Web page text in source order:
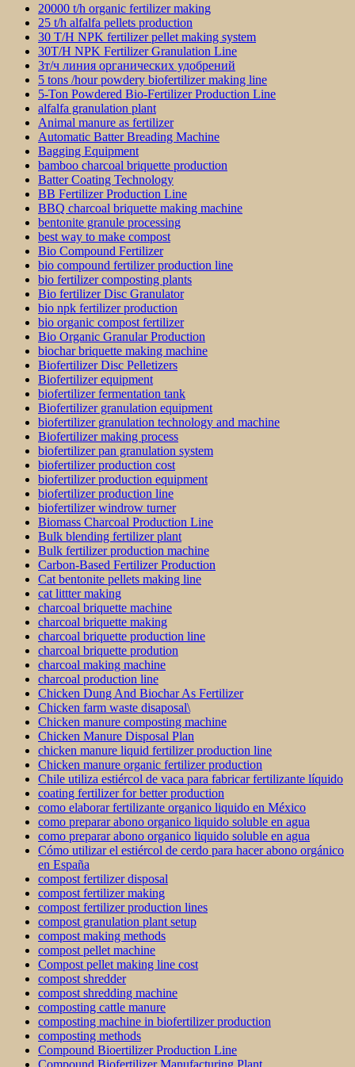
20000 t/h organic fertilizer making
25 t/h alfalfa pellets production
30 T/H NPK fertilizer pellet making system
30T/H NPK Fertilizer Granulation Line
3т/ч линия органических удобрений
5 tons /hour powdery biofertilizer making line
5-Ton Powdered Bio-Fertilizer Production Line
alfalfa granulation plant
Animal manure as fertilizer
Automatic Batter Breading Machine
Bagging Equipment
bamboo charcoal briquette production
Batter Coating Technology
BB Fertilizer Production Line
BBQ charcoal briquette making machine
bentonite granule processing
best way to make compost
Bio Compound Fertilizer
bio compound fertilizer production line
bio fertilizer composting plants
Bio fertilizer Disc Granulator
bio npk fertilizer production
bio organic compost fertilizer
Bio Organic Granular Production
biochar briquette making machine
Biofertilizer Disc Pelletizers
Biofertilizer equipment
biofertilizer fermentation tank
Biofertilizer granulation equipment
biofertilizer granulation technology and machine
Biofertilizer making process
biofertilizer pan granulation system
biofertilizer production cost
biofertilizer production equipment
biofertilizer production line
biofertilizer windrow turner
Biomass Charcoal Production Line
Bulk blending fertilizer plant
Bulk fertilizer production machine
Carbon-Based Fertilizer Production
Cat bentonite pellets making line
cat littter making
charcoal briquette machine
charcoal briquette making
charcoal briquette production line
charcoal briquette prodution
charcoal making machine
charcoal production line
Chicken Dung And Biochar As Fertilizer
Chicken farm waste disaposal\
Chicken manure composting machine
Chicken Manure Disposal Plan
chicken manure liquid fertilizer production line
Chicken manure organic fertilizer production
Chile utiliza estiércol de vaca para fabricar fertilizante líquido
coating fertilizer for better production
como elaborar fertilizante organico liquido en México
como preparar abono organico liquido soluble en agua
como preparar abono organico liquido soluble en agua
Cómo utilizar el estiércol de cerdo para hacer abono orgánico
en España
compost fertilizer disposal
compost fertilizer making
compost fertilizer production lines
compost granulation plant setup
compost making methods
compost pellet machine
Compost pellet making line cost
compost shredder
compost shredding machine
composting cattle manure
composting machine in biofertilizer production
composting methods
Compound Bioertilizer Production Line
Compound Biofertilizer Manufacturing Plant